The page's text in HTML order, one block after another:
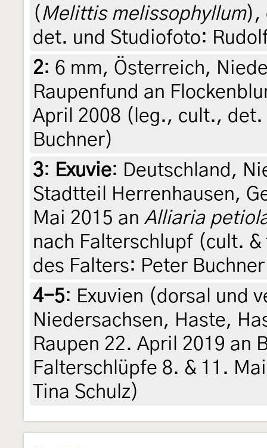
( Melittis melissophyllum),
det. und Studiofoto:
2: 6 mm, Österreich,
Raupenfund an
April 2008 (leg., cult., det.
Buchner)
3: Exuvie: Deutschland,
Stadtteil Herrenhausen,
Mai 2015 an Alliaria
nach Falterschlupf (cult.
des Falters: Peter Buchner
4-5: Exuvien (dorsal und
Niedersachsen, Haste,
Raupen 22. April 2019 an
Falterschlüpfe 8. & 11.
Tina Schulz)